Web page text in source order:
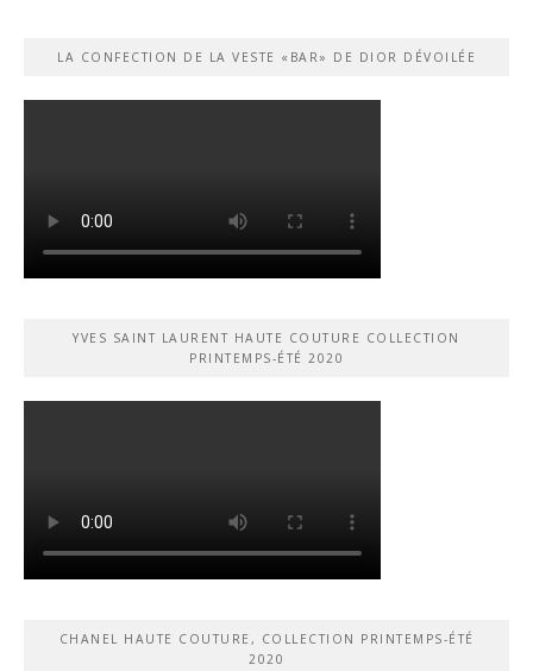
LA CONFECTION DE LA VESTE «BAR» DE DIOR DÉVOILÉE
YVES SAINT LAURENT HAUTE COUTURE COLLECTION
PRINTEMPS-ÉTÉ 2020
CHANEL HAUTE COUTURE, COLLECTION PRINTEMPS-ÉTÉ
2020